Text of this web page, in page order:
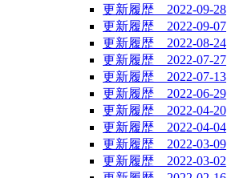
更新履歴 2022-09-28
更新履歴 2022-09-07
更新履歴 2022-08-24
更新履歴 2022-07-27
更新履歴 2022-07-13
更新履歴 2022-06-29
更新履歴 2022-04-20
更新履歴 2022-04-04
更新履歴 2022-03-09
更新履歴 2022-03-02